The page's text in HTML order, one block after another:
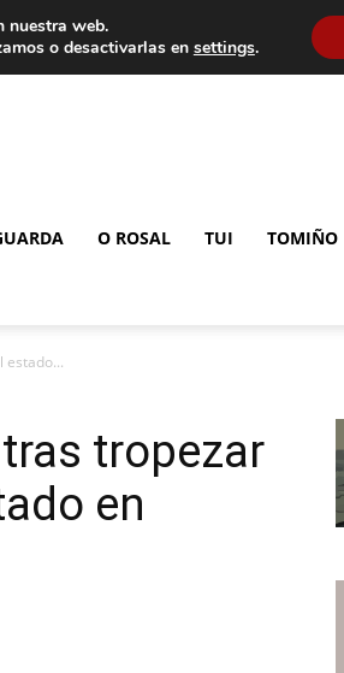
O ROSAL TUI TOMIÑO
estado...
tropezar
en
nuestra web.
o desactivarlas en settings.